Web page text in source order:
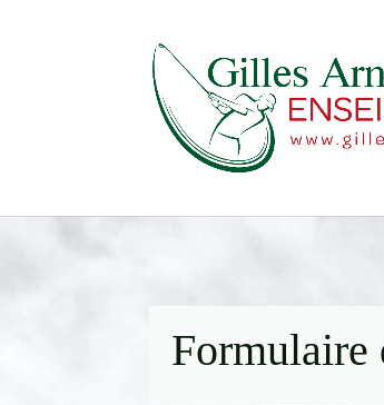
Formulaire